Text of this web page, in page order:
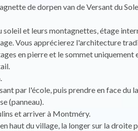
de dorpen van de Versant du
soleil et leurs montagnettes, étage
Vous apprécierez l'architecture
en pierre et le sommet uniquement
par l'école, puis prendre en face du
(panneau).
et arriver à Montméry.
haut du village, la longer sur la droite